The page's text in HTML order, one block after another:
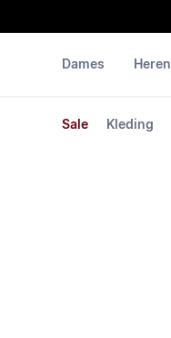
Dames
Sale Kleding
Heren